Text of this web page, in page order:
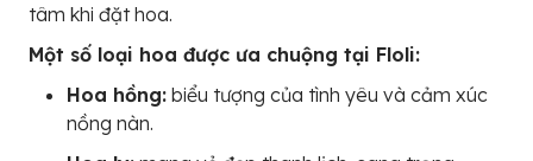
tâm khi đặt hoa.
Một số loại hoa được ưa chuộng tại Floli:
Hoa hồng: biểu tượng của tình yêu và cảm xúc
nồng nàn.